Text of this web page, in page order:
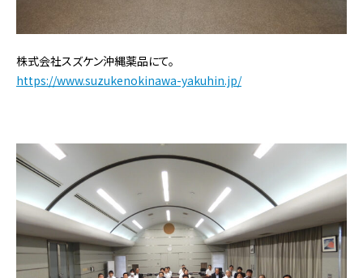
株式会社スズケン沖縄薬品にて。
https://www.suzukenokinawa-yakuhin.jp/